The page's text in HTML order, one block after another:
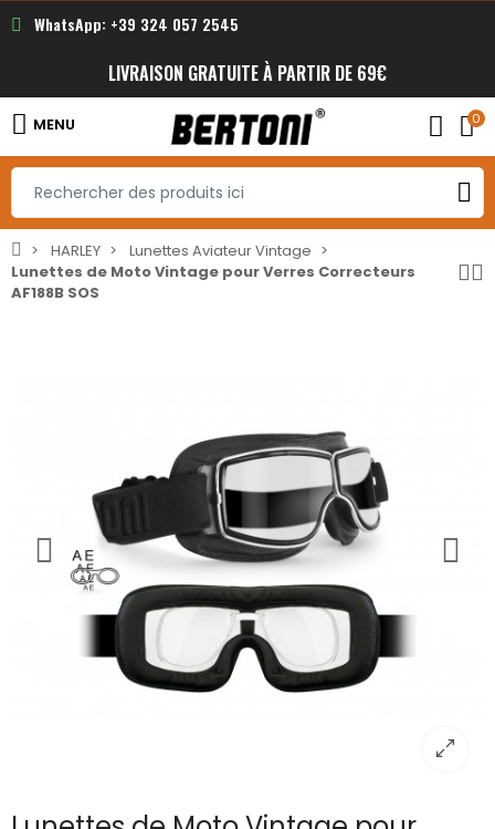
WhatsApp: +39 324 057 2545
LIVRAISON GRATUITE À PARTIR DE 69€
MENU 0
HARLEY
Lunettes Aviateur Vintage
Lunettes de Moto Vintage pour Verres Correcteurs
AF188B SOS